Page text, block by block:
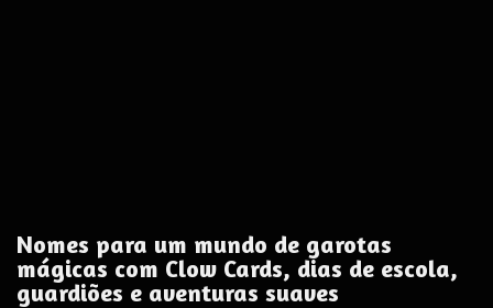
Nomes para um mundo de garotas
mágicas com Clow Cards, dias de escola,
guardiões e aventuras suaves